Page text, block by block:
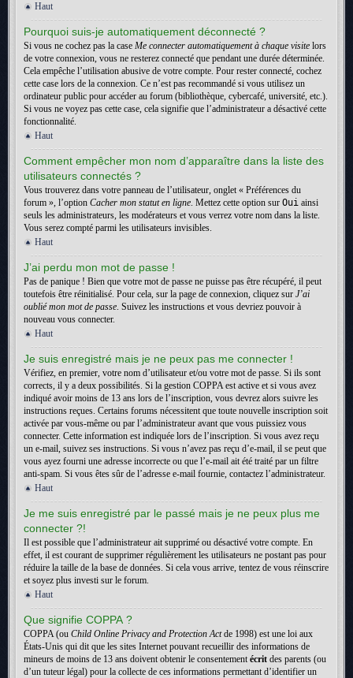
Haut
Pourquoi suis-je automatiquement déconnecté ?
Si vous ne cochez pas la case Me connecter automatiquement à chaque visite lors
de votre connexion, vous ne resterez connecté que pendant une durée déterminée.
Cela empêche l’utilisation abusive de votre compte. Pour rester connecté, cochez
cette case lors de la connexion. Ce n’est pas recommandé si vous utilisez un
ordinateur public pour accéder au forum (bibliothèque, cybercafé, université, etc.).
Si vous ne voyez pas cette case, cela signifie que l’administrateur a désactivé cette
fonctionnalité.
Haut
Comment empêcher mon nom d’apparaître dans la liste des
utilisateurs connectés ?
Vous trouverez dans votre panneau de l’utilisateur, onglet « Préférences du
forum », l’option Cacher mon statut en ligne. Mettez cette option sur Oui ainsi
seuls les administrateurs, les modérateurs et vous verrez votre nom dans la liste.
Vous serez compté parmi les utilisateurs invisibles.
Haut
J’ai perdu mon mot de passe !
Pas de panique ! Bien que votre mot de passe ne puisse pas être récupéré, il peut
toutefois être réinitialisé. Pour cela, sur la page de connexion, cliquez sur J’ai
oublié mon mot de passe. Suivez les instructions et vous devriez pouvoir à
nouveau vous connecter.
Haut
Je suis enregistré mais je ne peux pas me connecter !
Vérifiez, en premier, votre nom d’utilisateur et/ou votre mot de passe. Si ils sont
corrects, il y a deux possibilités. Si la gestion COPPA est active et si vous avez
indiqué avoir moins de 13 ans lors de l’inscription, vous devrez alors suivre les
instructions reçues. Certains forums nécessitent que toute nouvelle inscription soit
activée par vous-même ou par l’administrateur avant que vous puissiez vous
connecter. Cette information est indiquée lors de l’inscription. Si vous avez reçu
un e-mail, suivez ses instructions. Si vous n’avez pas reçu d’e-mail, il se peut que
vous ayez fourni une adresse incorrecte ou que l’e-mail ait été traité par un filtre
anti-spam. Si vous êtes sûr de l’adresse e-mail fournie, contactez l’administrateur.
Haut
Je me suis enregistré par le passé mais je ne peux plus me
connecter ?!
Il est possible que l’administrateur ait supprimé ou désactivé votre compte. En
effet, il est courant de supprimer régulièrement les utilisateurs ne postant pas pour
réduire la taille de la base de données. Si cela vous arrive, tentez de vous réinscrire
et soyez plus investi sur le forum.
Haut
Que signifie COPPA ?
COPPA (ou Child Online Privacy and Protection Actde 1998) est une loi aux
États-Unis qui dit que les sites Internet pouvant recueillir des informations de
mineurs de moins de 13 ans doivent obtenir le consentementécrit des parents (ou
d’un tuteur légal) pour la collecte de ces informations permettant d’identifier un